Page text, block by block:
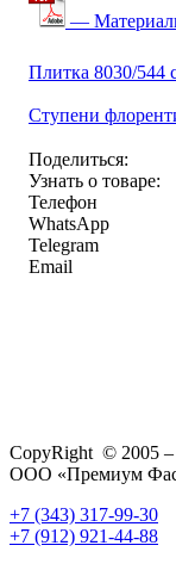
—
Плитка 8030/544
Ступени
Поделиться:
Узнать о товаре:
Телефон
WhatsApp
Telegram
Email
CopyRight © 2005 –
ООО «Премиум
+7 (343) 317-99-30
+7 (912) 921-44-88